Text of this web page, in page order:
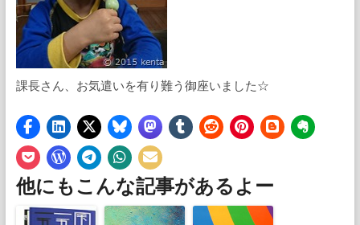
課長さん、お気遣いを有り難う御座いました☆
他にもこんな記事があるよー